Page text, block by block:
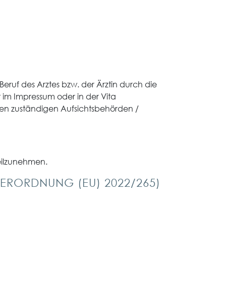
des Arztes bzw. der Ärztin durch die
Impressum oder in der Vita
zuständigen Aufsichtsbehörden /
(EU) 2022/265)